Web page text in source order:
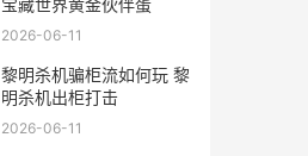
宝藏世界黄金伙伴蛋
2026-06-11
黎明杀机骗柜流如何玩 黎
明杀机出柜打击
2026-06-11